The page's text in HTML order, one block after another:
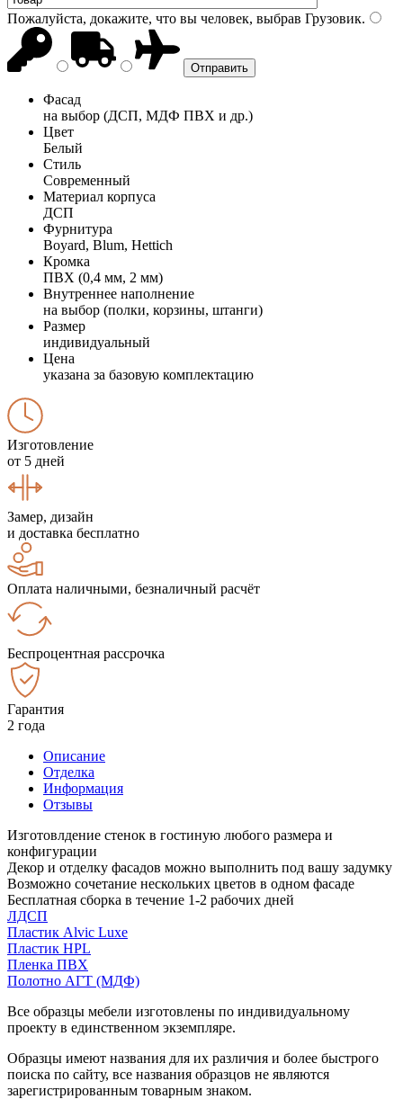
Пожалуйста, докажите, что вы человек, выбрав Грузовик.
Фасад
на выбор (ДСП, МДФ ПВХ и др.)
Цвет
Белый
Стиль
Современный
Материал корпуса
ДСП
Фурнитура
Boyard, Blum, Hettich
Кромка
ПВХ (0,4 мм, 2 мм)
Внутреннее наполнение
на выбор (полки, корзины, штанги)
Размер
индивидуальный
Цена
указана за базовую комплектацию
Изготовление
от 5 дней
Замер, дизайн
и доставка бесплатно
Оплата наличными, безналичный расчёт
Беспроцентная рассрочка
Гарантия
2 года
Описание
Отделка
Информация
Отзывы
Изготовлдение стенок в гостиную любого размера и
конфигурации
Декор и отделку фасадов можно выполнить под вашу задумку
Возможно сочетание нескольких цветов в одном фасаде
Бесплатная сборка в течение 1-2 рабочих дней
ЛДСП
Пластик Alvic Luxe
Пластик HPL
Пленка ПВХ
Полотно АГТ (МДФ)
Все образцы мебели изготовлены по индивидуальному
проекту в единственном экземпляре.
Образцы имеют названия для их различия и более быстрого
поиска по сайту, все названия образцов не являются
зарегистрированным товарным знаком.